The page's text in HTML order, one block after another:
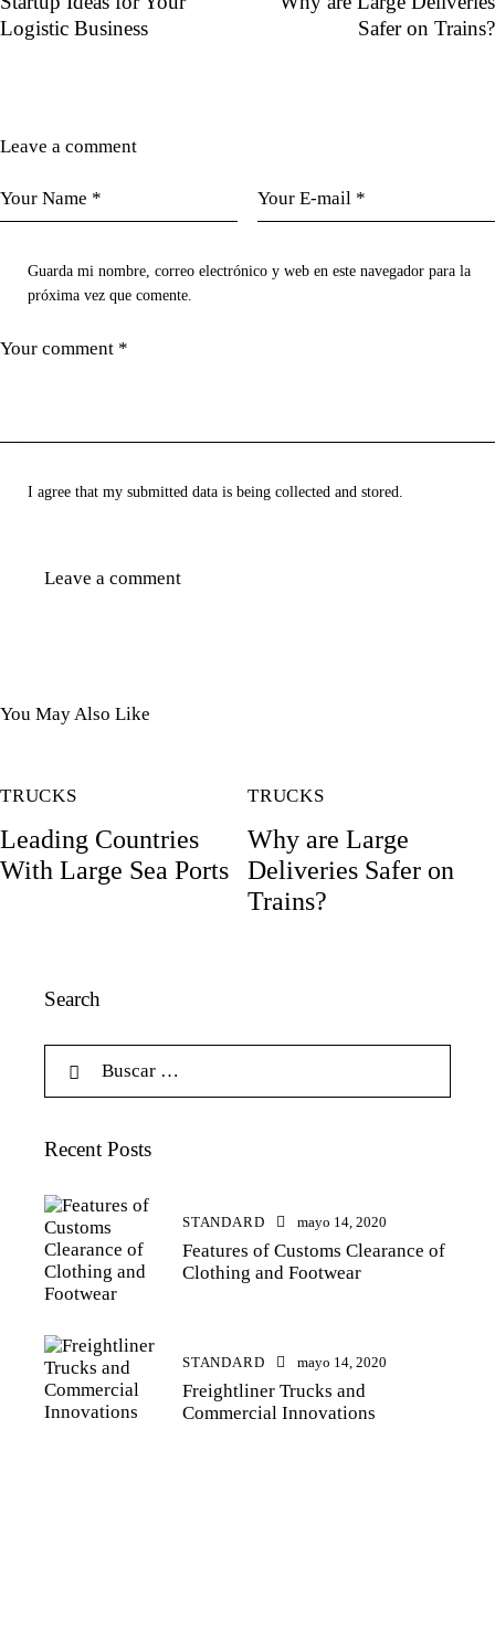
Logistic Business
Safer on Trains?
Leave a comment
Guarda mi nombre, correo electrónico y web en este navegador para la
próxima vez que comente.
I agree that my submitted data is being collected and stored.
You May Also Like
TRUCKS
Leading Countries
With Large Sea Ports
TRUCKS
Why are Large
Deliveries Safer on
Trains?
Search
Recent Posts
STANDARD mayo 14, 2020
Features of Customs Clearance of
Clothing and Footwear
STANDARD mayo 14, 2020
Freightliner Trucks and
Commercial Innovations